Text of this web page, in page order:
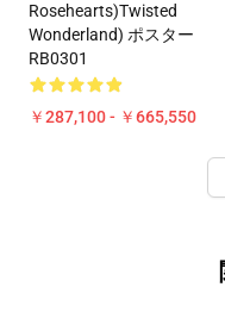
Rosehearts)Twisted
Wonderland) ポスター
RB0301
￥287,100 - ￥665,550